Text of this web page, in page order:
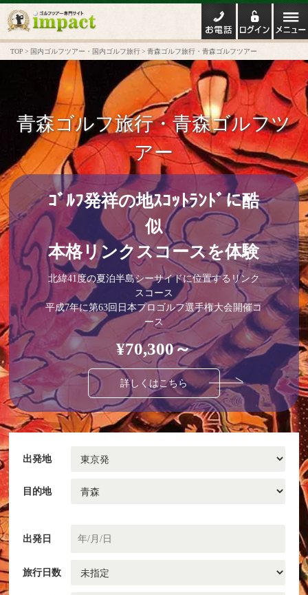
TOP 国内ゴルフツアー・国内ゴルフ旅行 青森ゴルフ旅行・青森ゴルフツアー
青森ゴルフ旅行・青森ゴルフツ
アー
ｺﾞﾙﾌ発祥の地ｽｺｯﾄﾗﾝﾄﾞに酷
似
本格リンクスコースを体験
北緯41度の夏泊半島シーサイドに位置するリンク
スコース
平成7年に第63回日本プロゴルフ選手権大会開催コ
ース
¥70,300～
詳しくはこちら
出発地
目的地
出発日
旅行日数